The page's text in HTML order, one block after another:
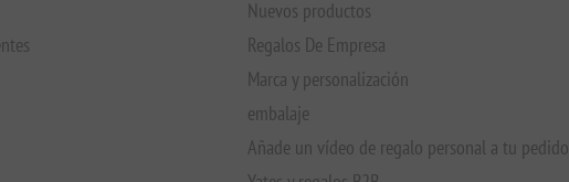
Nuevos productos
Regalos De Empresa
Marca y personalización
embalaje
Añade un vídeo de regalo personal a tu pedido